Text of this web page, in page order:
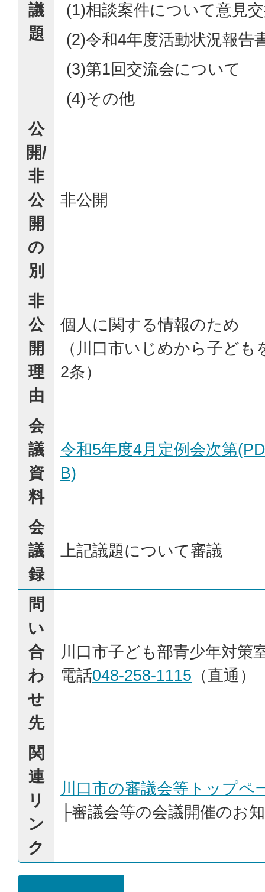
議
題
(1)相談案件について意見
(2)令和4年度活動状況報告
(3)第1回交流会について
(4)その他
公
開/
非
公
開
の
別
非公開
非
公
開
理
由
個人に関する情報のため
（川口市いじめから子ど
2条）
会
議
資
料
令和5年度4月定例会次第
B)
会
議
録
上記議題について審議
問
い
合
わ
せ
先
川口市子ども部青少年対策
電話048-258-1115 （直通）
関
連
リ
ン
ク
川口市の審議会等トップペ
├審議会等の会議開催のお